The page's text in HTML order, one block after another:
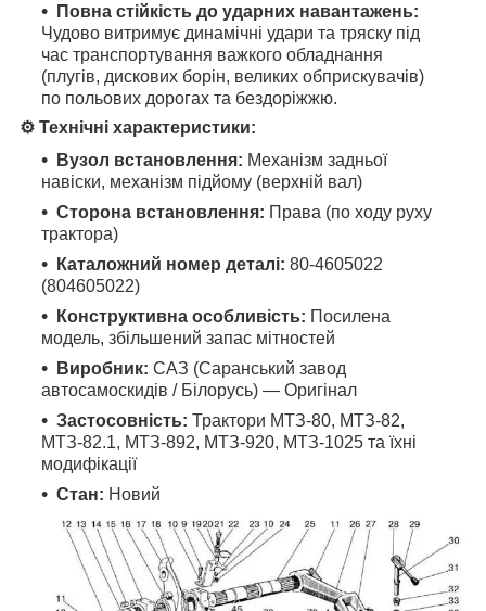
Повна стійкість до ударних навантажень:
Чудово витримує динамічні удари та тряску під
час транспортування важкого обладнання
(плугів, дискових борін, великих обприскувачів)
по польових дорогах та бездоріжжю.
⚙️ Технічні характеристики:
Вузол встановлення: Механізм задньої
навіски, механізм підйому (верхній вал)
Сторона встановлення: Права (по ходу руху
трактора)
Каталожний номер деталі: 80-4605022
(804605022)
Конструктивна особливість: Посилена
модель, збільшений запас мітностей
Виробник: САЗ (Саранський завод
автосамоскидів / Білорусь) — Оригінал
Застосовність: Трактори МТЗ-80, МТЗ-82,
МТЗ-82.1, МТЗ-892, МТЗ-920, МТЗ-1025 та їхні
модифікації
Стан: Новий